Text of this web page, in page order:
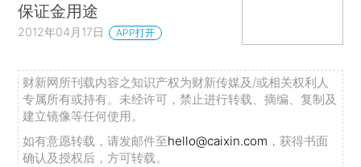
保证金用途
2012年04月17日 APP打开
财新网所刊载内容之知识产权为财新传媒及/或相关权利人
专属所有或持有。未经许可，禁止进行转载、摘编、复制及
建立镜像等任何使用。
如有意愿转载，请发邮件至hello@caixin.com ，获得书面
确认及授权后，方可转载。